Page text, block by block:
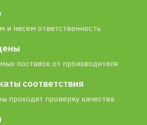
и несем ответственность
поставок от производителя
соответствия
проходят проверку качества